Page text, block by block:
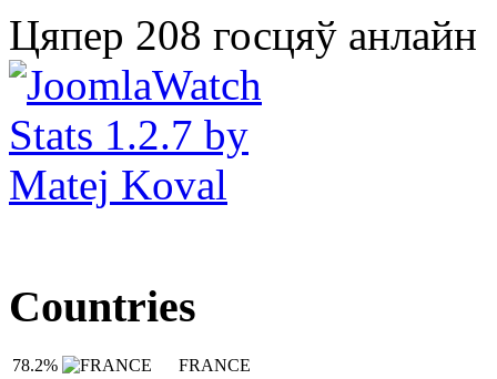
Цяпер 208 госцяў анлайн
Countries
78.2%
FRANCE